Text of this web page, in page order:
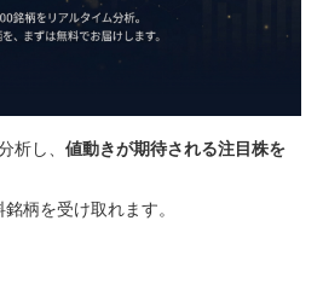
し、 値動きが期待される注目株を
柄を受け取れます。